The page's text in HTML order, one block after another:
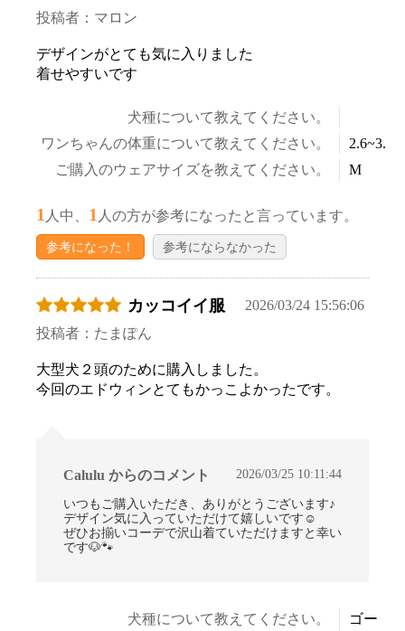
投稿者：マロン
デザインがとても気に入りました
着せやすいです
犬種について教えてください。
ワンちゃんの体重について教えてください。
ご購入のウェアサイズを教えてください。
M
1 人中、 1 人の方が参考になったと言っています。
参考になった！ 参考にならなかった
カッコイイ服
2026/03/24 15:56:06
投稿者：たまぽん
大型犬２頭のために購入しました。
今回のエドウィンとてもかっこよかったです。
Calulu からのコメント 2026/03/25 10:11:44
いつもご購入いただき、ありがとうございます♪
デザイン気に入っていただけて嬉しいです☺
ぜひお揃いコーデで沢山着ていただけますと幸い
です🐶🐾
犬種について教えてください。
ゴー